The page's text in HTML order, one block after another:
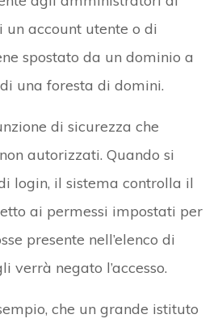
un account utente o di
spostato da un dominio a
una foresta di domini.
di sicurezza che
autorizzati. Quando si
login, il sistema controlla il
ai permessi impostati per
presente nell’elenco di
verrà negato l’accesso.
che un grande istituto